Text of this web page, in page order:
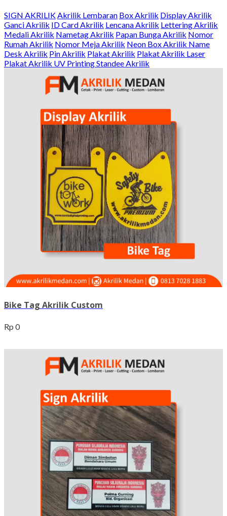
SIGN AKRILIKAkrilik Lembaran Box Akrilik Display Akrilik
Ganci Akrilik ID Card Akrilik Lencana Akrilik Lettering Akrilik
Medali Akrilik Nametag Akrilik Papan Bunga Akrilik Nomor
Rumah Akrilik Nomor Meja Akrilik Neon Box Akrilik Name
Desk Akrilik Pin Akrilik Plakat Akrilik Plakat Akrilik Laser
Plakat Akrilik UV PrintingStandee Akrilik
Bike Tag Akrilik Custom
Rp 0